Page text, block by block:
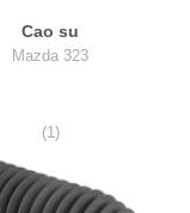
Cao su
Mazda 323
(1)